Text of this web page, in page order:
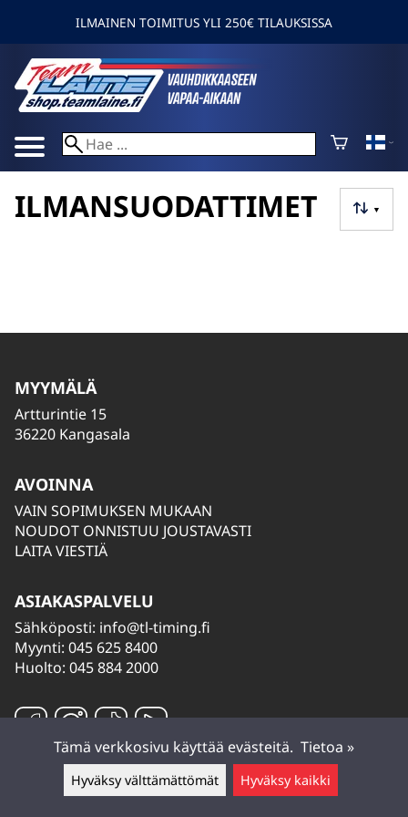
Jätä viesti ▲
ILMAINEN TOIMITUS YLI 250€ TILAUKSISSA
▼
ILMANSUODATTIMET
MYYMÄLÄ
Artturintie 15
36220 Kangasala
AVOINNA
VAIN SOPIMUKSEN MUKAAN
NOUDOT ONNISTUU JOUSTAVASTI
LAITA VIESTIÄ
ASIAKASPALVELU
Sähköposti: info@tl-timing.fi
Myynti: 045 625 8400
Huolto: 045 884 2000
Tämä verkkosivu käyttää evästeitä. Tietoa »
Hyväksy välttämättömät Hyväksy kaikki